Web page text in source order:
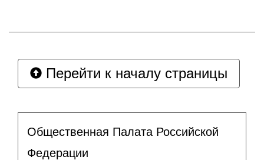
Перейти к началу страницы
Общественная Палата Российской
Федерации